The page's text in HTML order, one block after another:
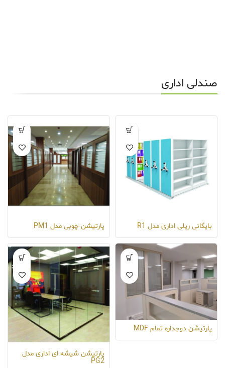
صندلی اداری
بایگانی ریلی اداری مدل R1 پارتیشن چوبی مدل PM1
پارتیشن دوجداره تمام MDF
پارتیشن شیشه ای اداری مدل
PG2